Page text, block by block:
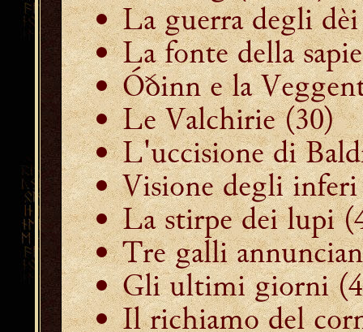
La guerra degli dèi
La fonte della
Óðinn e la
Le Valchirie(30)
L'uccisione di
Visione degli inferi
La stirpe dei lupi
Tre galli
Gli ultimi giorni
Il richiamo del